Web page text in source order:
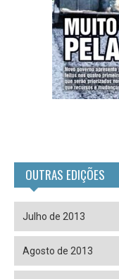
OUTRAS EDIÇÕES
Julho de 2013
Agosto de 2013